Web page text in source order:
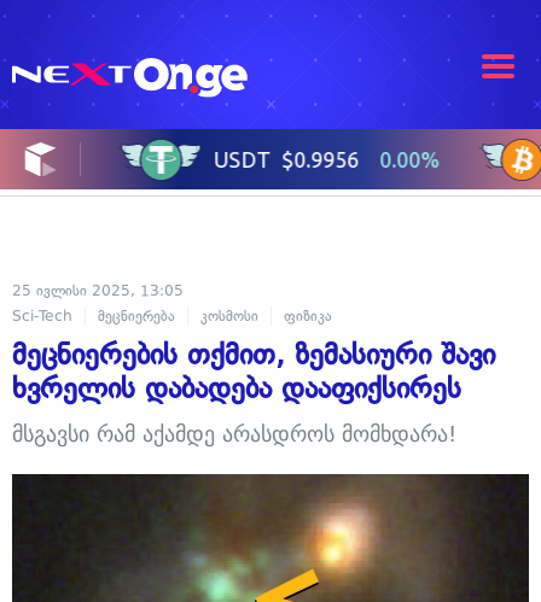
25 ივლისი 2025, 13:05
Sci-Tech
მეცნიერება კოსმოსი ფიზიკა
მეცნიერების თქმით, ზემასიური შავი
ხვრელის დაბადება დააფიქსირეს
მსგავსი რამ აქამდე არასდროს მომხდარა!